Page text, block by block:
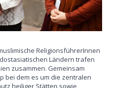
ReligionsführerInnen
Ländern trafen
zusammen. Gemeinsam
bei dem es um die zentralen
heiliger Stätten sowie